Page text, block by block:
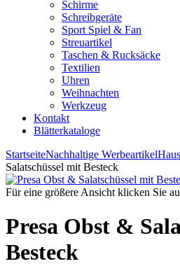
Schirme
Schreibgeräte
Sport Spiel & Fan
Streuartikel
Taschen & Rucksäcke
Textilien
Uhren
Weihnachten
Werkzeug
Kontakt
Blätterkataloge
StartseiteNachhaltige Werbeartikel
Salatschüssel mit Besteck
Für eine größere Ansicht klicken Sie
Presa Obst &
Besteck